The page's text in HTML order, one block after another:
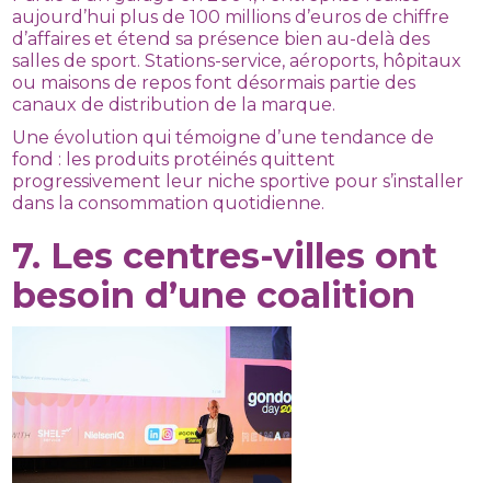
aujourd’hui plus de 100 millions d’euros de chiffre
d’affaires et étend sa présence bien au-delà des
salles de sport. Stations-service, aéroports, hôpitaux
ou maisons de repos font désormais partie des
canaux de distribution de la marque.
Une évolution qui témoigne d’une tendance de
fond : les produits protéinés quittent
progressivement leur niche sportive pour s’installer
dans la consommation quotidienne.
7. Les centres-villes ont
besoin d’une coalition